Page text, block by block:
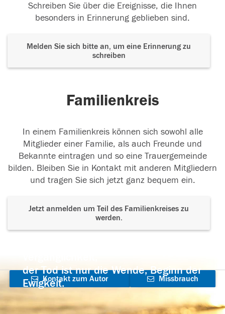
Schreiben Sie über die Ereignisse, die Ihnen
besonders in Erinnerung geblieben sind.
Melden Sie sich bitte an, um eine Erinnerung zu
schreiben
Familienkreis
In einem Familienkreis können sich sowohl alle
Mitglieder einer Familie, als auch Freunde und
Bekannte eintragen und so eine Trauergemeinde
bilden. Bleiben Sie in Kontakt mit anderen Mitgliedern
und tragen Sie sich jetzt ganz bequem ein.
Jetzt anmelden um Teil des Familienkreises zu
werden.
der Tod ist nur die Wende, Beginn der
Ewigkeit.
Kontakt zum Autor
aufnehmen
Missbrauch